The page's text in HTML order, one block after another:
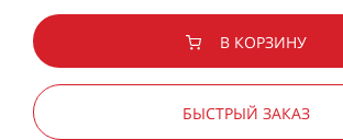
В КОРЗИНУ
БЫСТРЫЙ ЗАКАЗ